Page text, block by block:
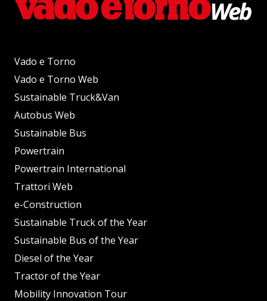
Vado e Torno
Vado e Torno Web
Sustainable Truck&Van
Autobus Web
Sustainable Bus
Powertrain
Powertrain International
Trattori Web
e-Construction
Sustainable Truck of the Year
Sustainable Bus of the Year
Diesel of the Year
Tractor of the Year
Mobility Innovation Tour